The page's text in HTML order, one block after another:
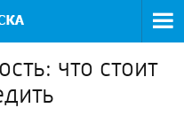
что стоит